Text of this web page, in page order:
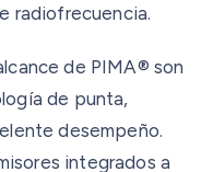
radiofrecuencia.
de PIMA® son
de punta,
desempeño.
integrados a